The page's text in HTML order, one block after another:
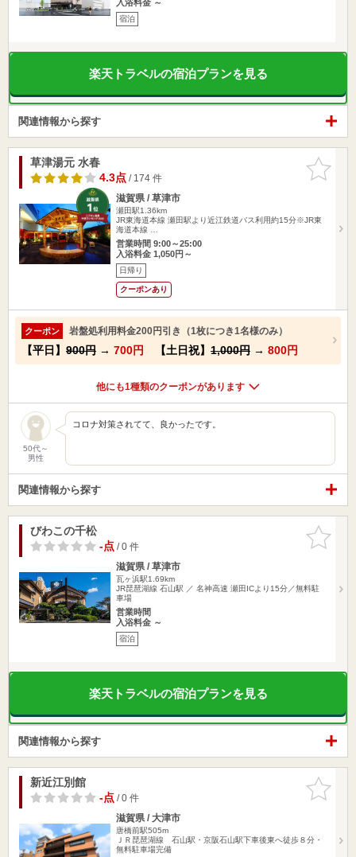
入浴料金 ～
宿泊
楽天トラベルの宿泊プランを見る
関連情報から探す
お気に入
りに追加
草津湯元 水春
4.3点/ 174 件
滋賀県 / 草津市
瀬田駅1.36km
JR東海道本線 瀬田駅より近江鉄道バス利用約15分※JR東
海道本線 …
営業時間 9:00～25:00
入浴料金 1,050円～
日帰り
クーポンあり
クーポン 岩盤処利用料金200円引き（1枚につき1名様のみ）
【平日】 900円 → 700円 【土日祝】 1,000円 → 800円
他にも1種類のクーポンがあります
50代～
男性
コロナ対策されてて、良かったです。
関連情報から探す
お気に入
りに追加
びわこの千松
-点/ 0 件
滋賀県 / 草津市
瓦ヶ浜駅1.69km
JR琵琶湖線 石山駅 ／ 名神高速 瀬田ICより15分／無料駐
車場
営業時間
入浴料金 ～
宿泊
楽天トラベルの宿泊プランを見る
関連情報から探す
お気に入
りに追加
新近江別館
-点/ 0 件
滋賀県 / 大津市
唐橋前駅505m
ＪＲ琵琶湖線 石山駅・京阪石山駅下車後東へ徒歩８分・
無料駐車場完備